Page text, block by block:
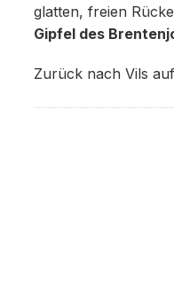
glatten, freien
Gipfel des
Zurück nach Vils